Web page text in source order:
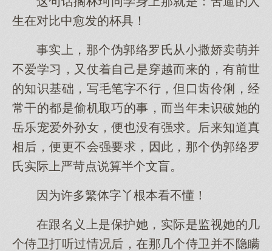
生在对比中愈发的杯具！
事实上，那个伪郭络罗氏从小撒娇卖萌并
不爱学习，又仗着自己是穿越而来的，有前世
的知识基础，写毛笔字不行，但口齿伶俐，经
常干的都是偷机取巧的事，而当年未识破她的
岳乐宠爱外孙女，便也没有强求。后来知道真
相后，便更不会强要求，因此，那个伪郭络罗
氏实际上严苛点说算半个文盲。
因为许多繁体字丫根本看不懂！
在跟名义上是保护她，实际是监视她的几
个侍卫打听过情况后，在那几个侍卫并不隐瞒